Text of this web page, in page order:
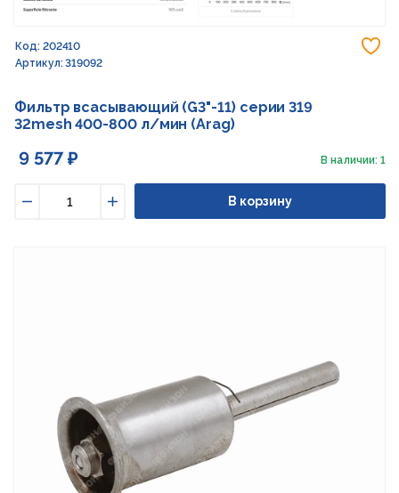
Код: 202410
Артикул: 319092
Фильтр всасывающий (G3"-11) серии 319
32mesh 400-800 л/мин (Arag)
9 577 ₽ В наличии: 1
Увеличить
В корзину